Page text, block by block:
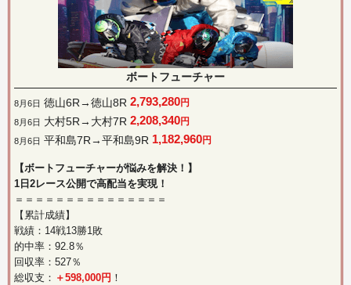
ボートフューチャー
8月6日 徳山6R→徳山8R 2,793,280円
8月6日 大村5R→大村7R 2,208,340円
8月6日 平和島7R→平和島9R 1,182,960円
【ボートフューチャーが悩みを解決！】
1日2レース公開で高配当を実現！
＝＝＝＝＝＝＝＝＝＝＝＝＝＝＝
【累計成績】
戦績：14戦13勝1敗
的中率：92.8％
回収率：527％
総収支： ＋598,000円 ！